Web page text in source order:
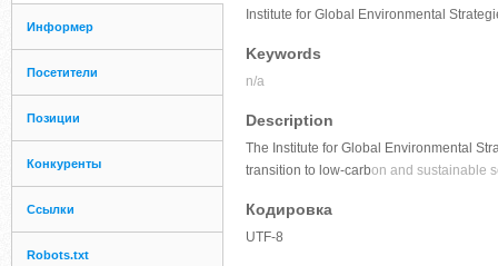
Информер
Посетители
Позиции
Конкуренты
Ссылки
Robots.txt
Institute for Global Environmental
Keywords
n/a
Description
The Institute for Global Environmental
transition to low-carbon and sustainable
Кодировка
UTF-8